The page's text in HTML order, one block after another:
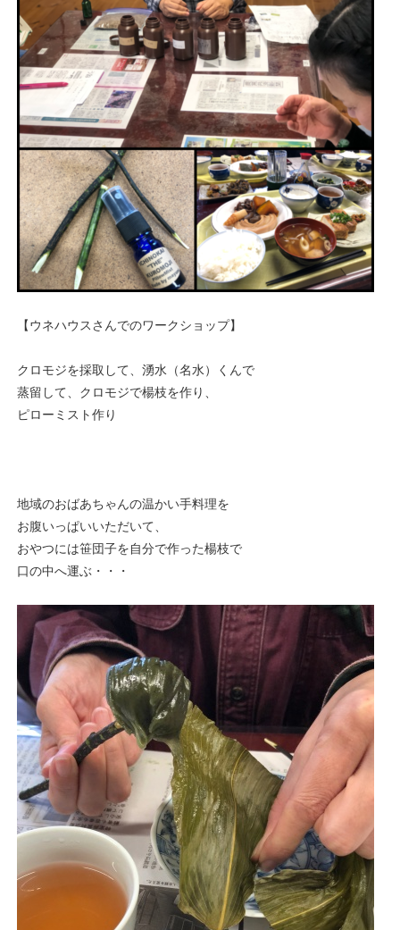
【ウネハウスさんでのワークショップ】
クロモジを採取して、湧水（名水）くんで
蒸留して、クロモジで楊枝を作り、
ピローミスト作り
地域のおばあちゃんの温かい手料理を
お腹いっぱいいただいて、
おやつには笹団子を自分で作った楊枝で
口の中へ運ぶ・・・